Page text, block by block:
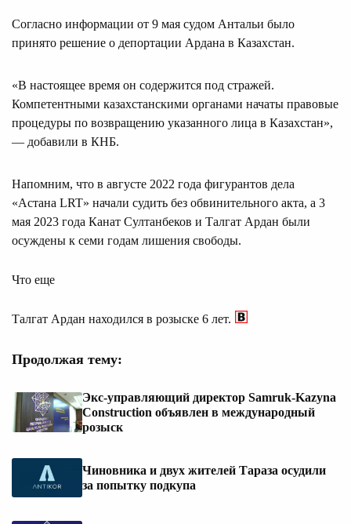
Согласно информации от 9 мая судом Антальи было
принято решение о депортации Ардана в Казахстан.
«В настоящее время он содержится под стражей.
Компетентными казахстанскими органами начаты правовые
процедуры по возвращению указанного лица в Казахстан»,
— добавили в КНБ.
Напомним, что в августе 2022 года фигурантов дела
«Астана LRT» начали судить без обвинительного акта, а 3
мая 2023 года Канат Султанбеков и Талгат Ардан были
осуждены к семи годам лишения свободы.
Что еще
Талгат Ардан находился в розыске 6 лет.
Продолжая тему:
Экс-управляющий директор Samruk-Kazyna
Construction объявлен в международный
розыск
Чиновника и двух жителей Тараза осудили
за попытку подкупа